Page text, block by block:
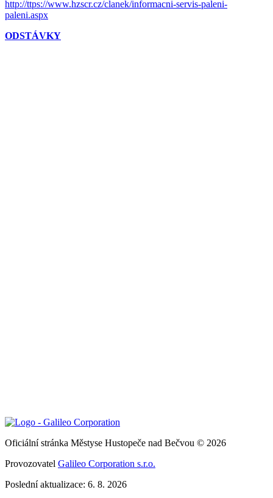
http://ttps://www.hzscr.cz/clanek/informacni-servis-paleni-
paleni.aspx
ODSTÁVKY
Oficiální stránka Městyse Hustopeče nad Bečvou © 2026
Provozovatel Galileo Corporation s.r.o.
Poslední aktualizace: 6. 8. 2026